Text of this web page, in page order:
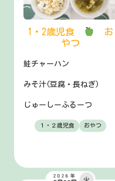
1・2歳児食
お
やつ
鮭チャーハン
みそ汁(豆腐・長ねぎ)
じゅーしーふるーつ
１・２歳児食 おやつ
2026年
火